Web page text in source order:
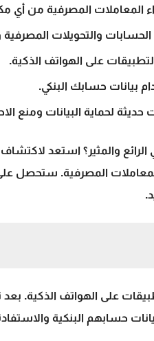
المعاملات المصرفية من أي
والتحويلات المصرفية
على الهواتف الذكية.
بيانات حسابك البنكي.
لحماية البيانات ومنع
والمثير؟ استعد
المصرفية. ستحصل
على الهواتف الذكية. بعد
حسابهم البنكية